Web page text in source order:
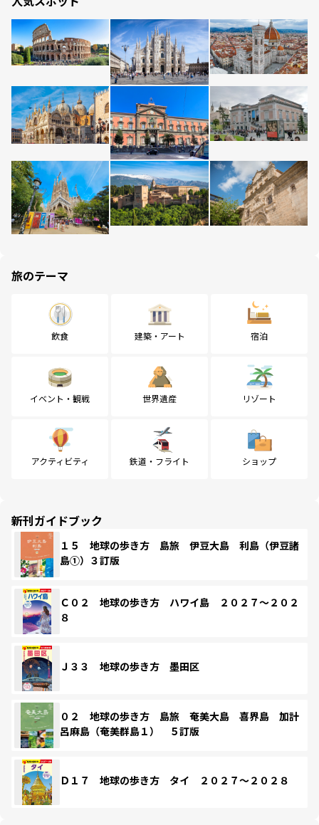
旅のテーマ
飲食 建築・アート 宿泊
イベント・観戦 世界遺産 リゾート
アクティビティ 鉄道・フライト ショップ
新刊ガイドブック
１５ 地球の歩き方 島旅 伊豆大島 利島（伊豆諸
島①）３訂版
Ｃ０２ 地球の歩き方 ハワイ島 ２０２７～２０２
８
Ｊ３３ 地球の歩き方 墨田区
０２ 地球の歩き方 島旅 奄美大島 喜界島 加計
呂麻島（奄美群島１） ５訂版
Ｄ１７ 地球の歩き方 タイ ２０２７～２０２８